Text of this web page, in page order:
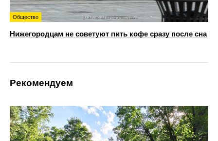
Общество
Нижегородцам не советуют пить кофе сразу после сна
Рекомендуем